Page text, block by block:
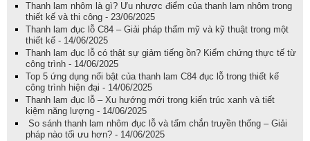
Thanh lam nhôm là gì? Ưu nhược điểm của thanh lam nhôm trong
thiết kế và thi công - 23/06/2025
Thanh lam đục lỗ C84 – Giải pháp thẩm mỹ và kỹ thuật trong một
thiết kế - 14/06/2025
Thanh lam đục lỗ có thật sự giảm tiếng ồn? Kiểm chứng thực tế từ
công trình - 14/06/2025
Top 5 ứng dụng nổi bật của thanh lam C84 đục lỗ trong thiết kế
công trình hiện đại - 14/06/2025
Thanh lam đục lỗ – Xu hướng mới trong kiến trúc xanh và tiết
kiệm năng lượng - 14/06/2025
So sánh thanh lam nhôm đục lỗ và tấm chắn truyền thống – Giải
pháp nào tối ưu hơn? - 14/06/2025